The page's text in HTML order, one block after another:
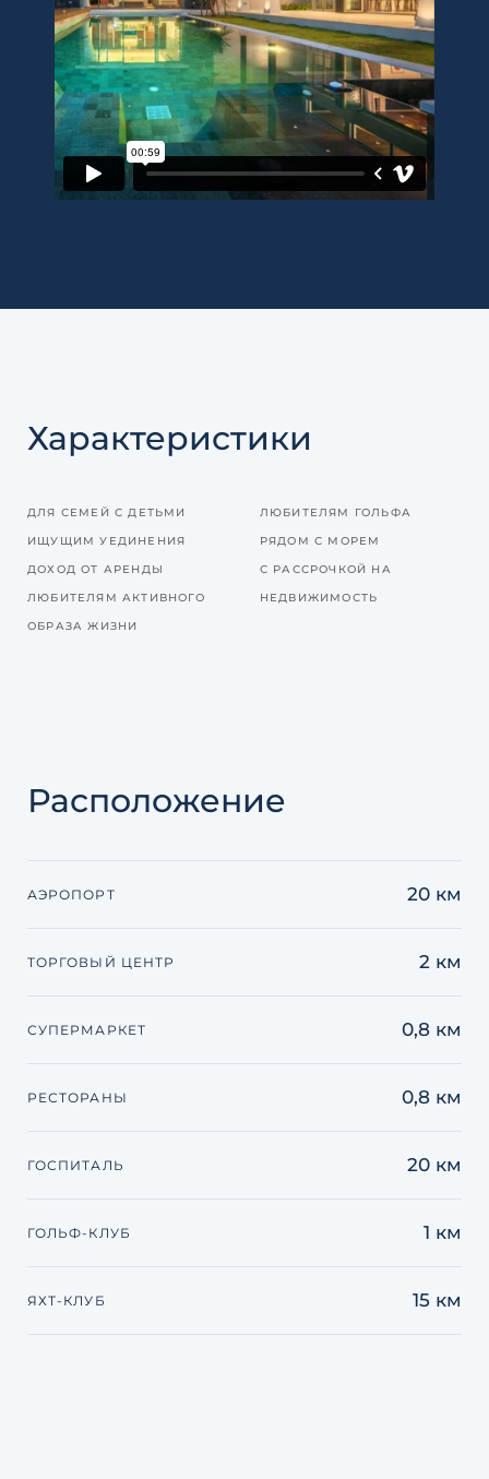
Характеристики
ДЛЯ СЕМЕЙ С ДЕТЬМИ
ИЩУЩИМ УЕДИНЕНИЯ
ДОХОД ОТ АРЕНДЫ
ЛЮБИТЕЛЯМ АКТИВНОГО
ОБРАЗА ЖИЗНИ
ЛЮБИТЕЛЯМ ГОЛЬФА
РЯДОМ С МОРЕМ
С РАССРОЧКОЙ НА
НЕДВИЖИМОСТЬ
Расположение
АЭРОПОРТ 20 км
ТОРГОВЫЙ ЦЕНТР 2 км
СУПЕРМАРКЕТ 0,8 км
РЕСТОРАНЫ 0,8 км
ГОСПИТАЛЬ 20 км
ГОЛЬФ-КЛУБ 1 км
ЯХТ-КЛУБ 15 км